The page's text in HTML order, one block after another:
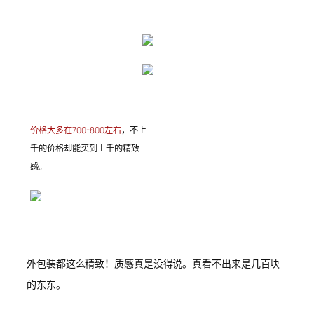
价格大多在700-800左右，不上
千的价格却能买到上千的精致
感。
外包装都这么精致！质感真是没得说。真看不出来是几百块
的东东。